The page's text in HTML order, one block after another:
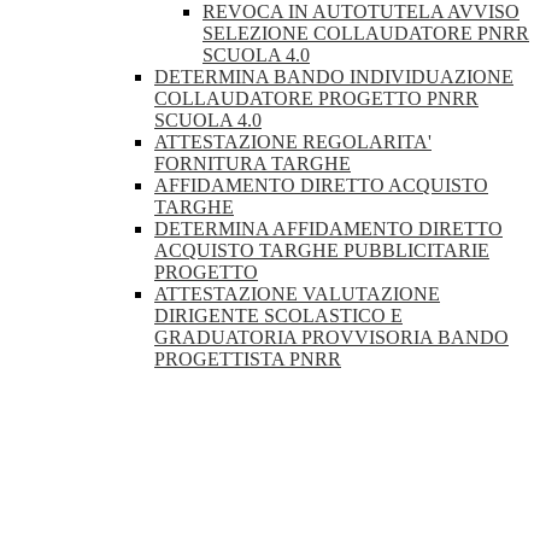
REVOCA IN AUTOTUTELA AVVISO
SELEZIONE COLLAUDATORE PNRR
SCUOLA 4.0
DETERMINA BANDO INDIVIDUAZIONE
COLLAUDATORE PROGETTO PNRR
SCUOLA 4.0
ATTESTAZIONE REGOLARITA'
FORNITURA TARGHE
AFFIDAMENTO DIRETTO ACQUISTO
TARGHE
DETERMINA AFFIDAMENTO DIRETTO
ACQUISTO TARGHE PUBBLICITARIE
PROGETTO
ATTESTAZIONE VALUTAZIONE
DIRIGENTE SCOLASTICO E
GRADUATORIA PROVVISORIA BANDO
PROGETTISTA PNRR